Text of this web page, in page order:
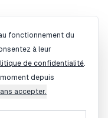
fonctionnement du
à leur
de confidentialité.
depuis
accepter.